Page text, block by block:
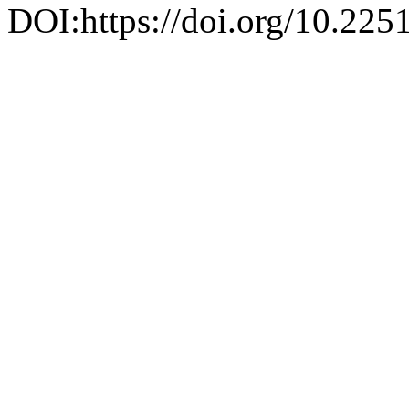
DOI:https://doi.org/